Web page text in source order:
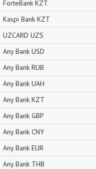
ForteBank KZT
Kaspi Bank KZT
UZCARD UZS
Any Bank USD
Any Bank RUB
Any Bank UAH
Any Bank KZT
Any Bank GBP
Any Bank CNY
Any Bank EUR
Any Bank THB